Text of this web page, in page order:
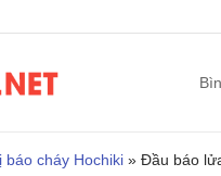
báo cháy Hochiki » Đầu báo